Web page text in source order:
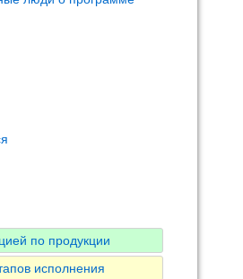
по продукции
исполнения